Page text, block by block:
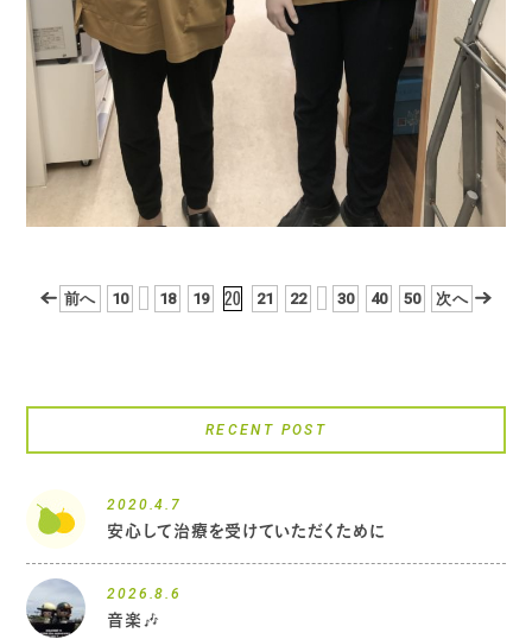
前へ 10 18 19 20 21 22 30 40 50 次へ
RECENT POST
2020.4.7
安心して治療を受けていただくために
2026.8.6
音楽🎶